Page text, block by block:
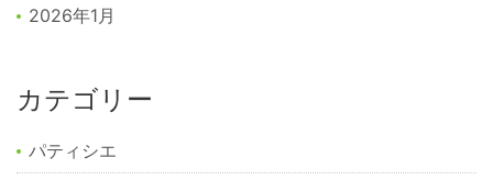
2026年1月
カテゴリー
パティシエ